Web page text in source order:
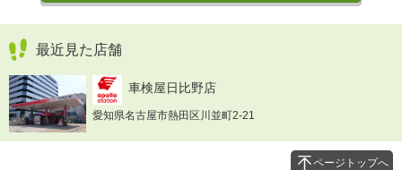
最近見た店舗
車検屋日比野店
愛知県名古屋市熱田区川並町2-21
ページトップへ